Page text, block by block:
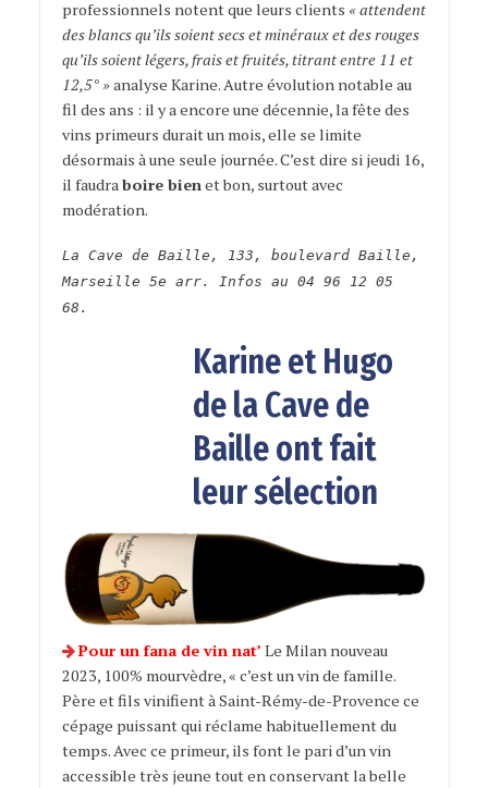
professionnels notent que leurs clients « attendent
des blancs qu’ils soient secs et minéraux et des rouges
qu’ils soient légers, frais et fruités, titrant entre 11 et
12,5° »analyse Karine. Autre évolution notable au
fil des ans : il y a encore une décennie, la fête des
vins primeurs durait un mois, elle se limite
désormais à une seule journée. C’est dire si jeudi 16,
il faudraboire bienet bon, surtout avec
modération.
La Cave de Baille, 133, boulevard Baille,
Marseille 5e arr. Infos au 04 96 12 05
68.
Karine et Hugo
de la Cave de
Baille ont fait
leur sélection
Pour un fana de vin nat’ Le Milan nouveau
2023, 100% mourvèdre, « c’est un vin de famille.
Père et fils vinifient à Saint-Rémy-de-Provence ce
cépage puissant qui réclame habituellement du
temps. Avec ce primeur, ils font le pari d’un vin
accessible très jeune tout en conservant la belle